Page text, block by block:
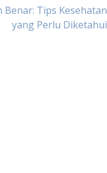
Tips Kesehatan
yang Perlu Diketahui